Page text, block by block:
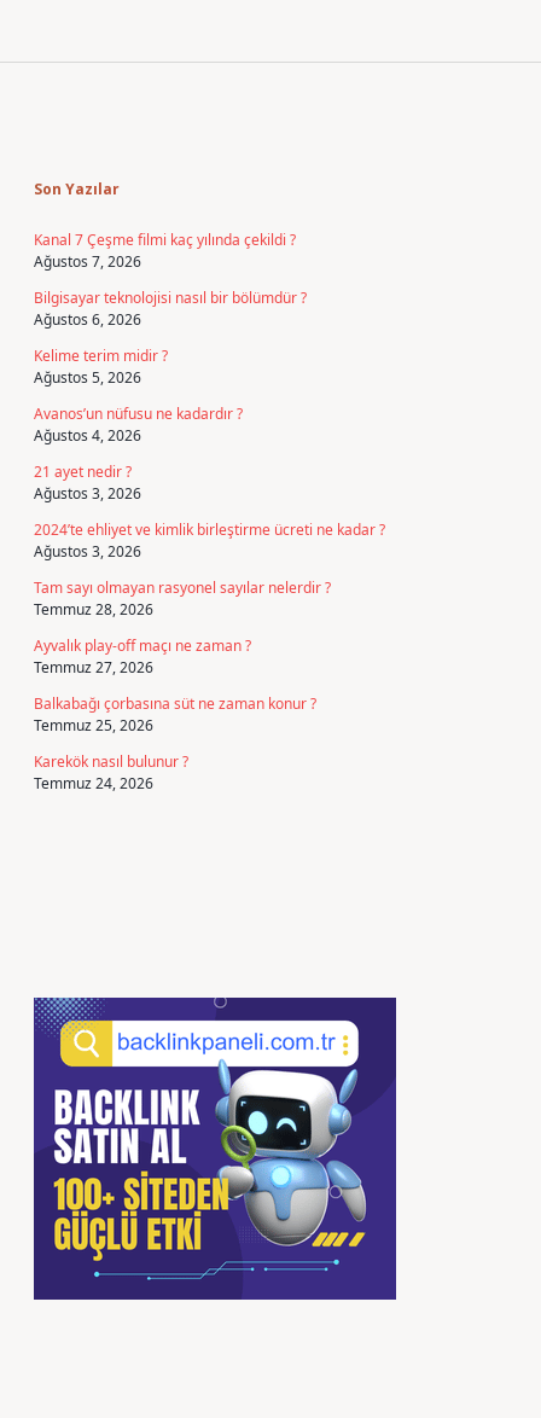
Son Yazılar
Kanal 7 Çeşme filmi kaç yılında çekildi ?
Ağustos 7, 2026
Bilgisayar teknolojisi nasıl bir bölümdür ?
Ağustos 6, 2026
Kelime terim midir ?
Ağustos 5, 2026
Avanos’un nüfusu ne kadardır ?
Ağustos 4, 2026
21 ayet nedir ?
Ağustos 3, 2026
2024’te ehliyet ve kimlik birleştirme ücreti ne kadar ?
Ağustos 3, 2026
Tam sayı olmayan rasyonel sayılar nelerdir ?
Temmuz 28, 2026
Ayvalık play-off maçı ne zaman ?
Temmuz 27, 2026
Balkabağı çorbasına süt ne zaman konur ?
Temmuz 25, 2026
Karekök nasıl bulunur ?
Temmuz 24, 2026